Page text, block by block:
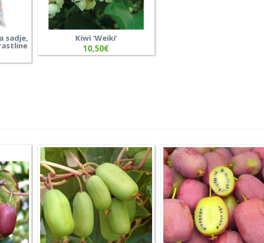
sadje, Kiwi ‘Weiki’
10,50€